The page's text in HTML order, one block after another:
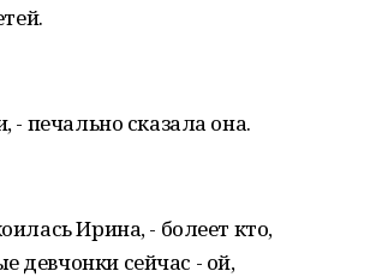
- печально сказала она.
Ирина, - болеет кто,
девчонки сейчас - ой,